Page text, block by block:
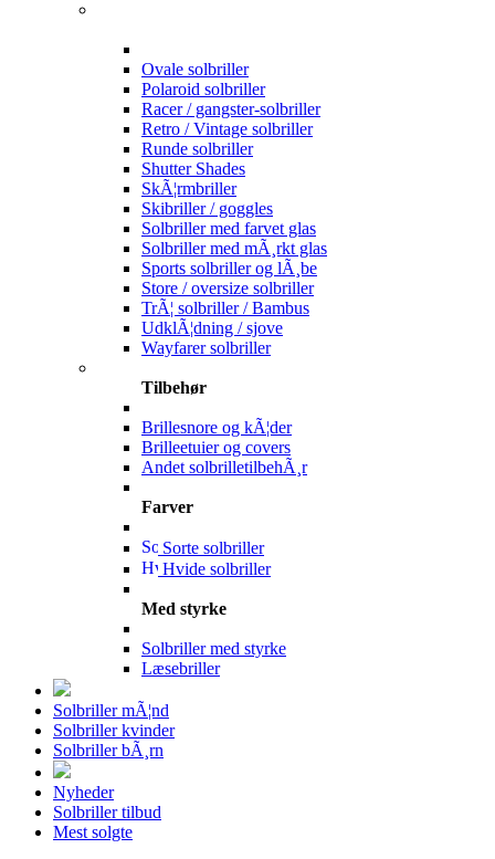
Ovale solbriller
Polaroid solbriller
Racer / gangster-solbriller
Retro / Vintage solbriller
Runde solbriller
Shutter Shades
SkÃ¦rmbriller
Skibriller / goggles
Solbriller med farvet glas
Solbriller med mÃ¸rkt glas
Sports solbriller og lÃ¸be
Store / oversize solbriller
TrÃ¦ solbriller / Bambus
UdklÃ¦dning / sjove
Wayfarer solbriller
Tilbehør
Brillesnore og kÃ¦der
Brilleetuier og covers
Andet solbrilletilbehÃ¸r
Farver
Sorte solbriller
Hvide solbriller
Med styrke
Solbriller med styrke
Læsebriller
Solbriller mÃ¦nd
Solbriller kvinder
Solbriller bÃ¸rn
Nyheder
Solbriller tilbud
Mest solgte